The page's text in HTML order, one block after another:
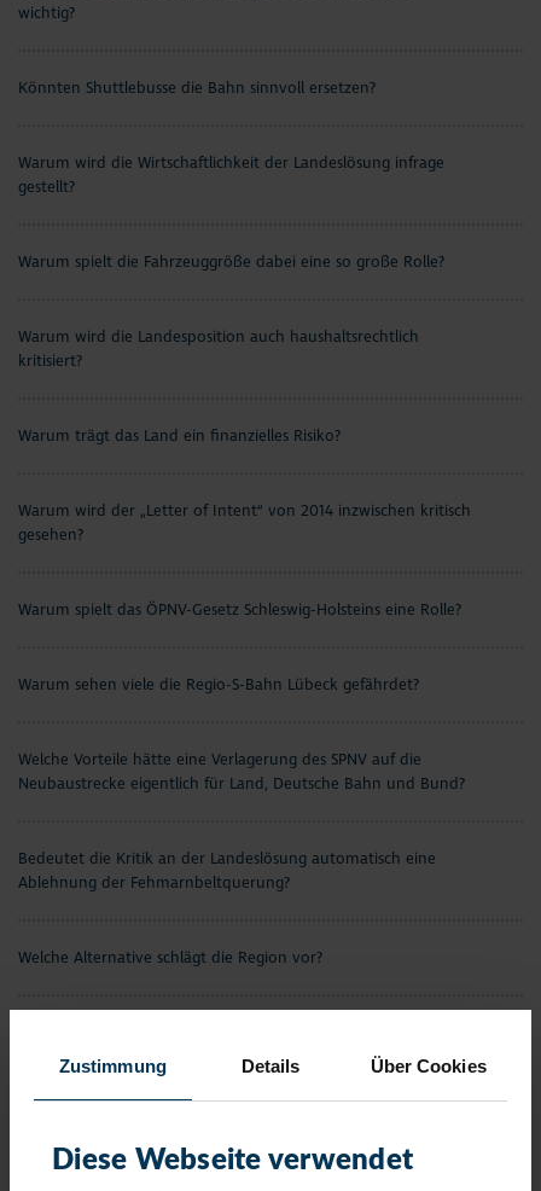
Zustimmung Details Über Cookies
Diese Webseite verwendet
wichtig?
Könnten Shuttlebusse die Bahn sinnvoll ersetzen?
Warum wird die Wirtschaftlichkeit der Landeslösung infrage
gestellt?
Warum spielt die Fahrzeuggröße dabei eine so große Rolle?
Warum wird die Landesposition auch haushaltsrechtlich
kritisiert?
Warum trägt das Land ein finanzielles Risiko?
Warum wird der „Letter of Intent“ von 2014 inzwischen kritisch
gesehen?
Warum spielt das ÖPNV-Gesetz Schleswig-Holsteins eine Rolle?
Warum sehen viele die Regio-S-Bahn Lübeck gefährdet?
Welche Vorteile hätte eine Verlagerung des SPNV auf die
Neubaustrecke eigentlich für Land, Deutsche Bahn und Bund?
Bedeutet die Kritik an der Landeslösung automatisch eine
Ablehnung der Fehmarnbeltquerung?
Welche Alternative schlägt die Region vor?
genannt?